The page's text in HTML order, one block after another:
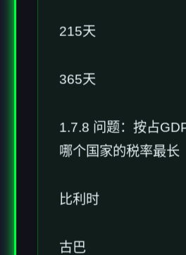
215天
365天
1.7.8 问题：按占
哪个国家的税率最长
比利时
古巴